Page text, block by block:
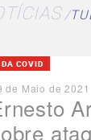
COVID
de Maio de 2021